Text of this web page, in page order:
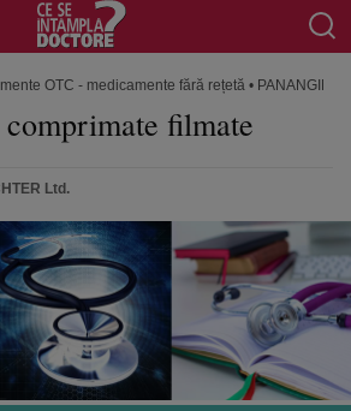
OTC - medicamente fără rețetă • PANANGIN,
filmate
Ltd.